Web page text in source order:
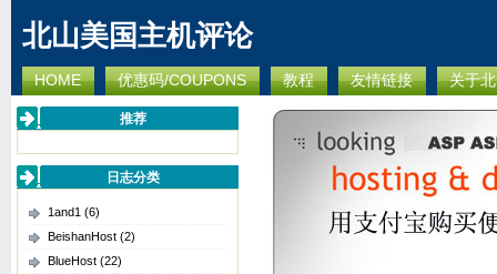
北山美国主机评论
HOME 优惠码/COUPONS 教程 友情链接 关于
推荐
日志分类
1and1 (6)
BeishanHost (2)
BlueHost (22)